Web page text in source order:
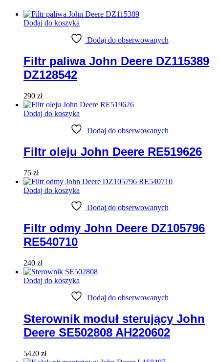
Dodaj do koszyka
Dodaj do obserwowanych
Filtr paliwa John Deere DZ115389
DZ128542
290 zł
Dodaj do koszyka
Dodaj do obserwowanych
Filtr oleju John Deere RE519626
75 zł
Dodaj do koszyka
Dodaj do obserwowanych
Filtr odmy John Deere DZ105796
RE540710
240 zł
Dodaj do koszyka
Dodaj do obserwowanych
Sterownik moduł sterujący John
Deere SE502808 AH220602
5420 zł